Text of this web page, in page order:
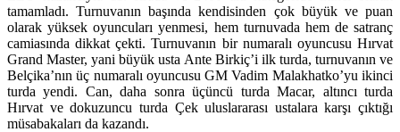
tamamladı. Turnuvanın başında kendisinden çok büyük ve puan
olarak yüksek oyuncuları yenmesi, hem turnuvada hem de satranç
camiasında dikkat çekti. Turnuvanın bir numaralı oyuncusu Hırvat
Grand Master, yani büyük usta Ante Birkiç’i ilk turda, turnuvanın ve
Belçika’nın üç numaralı oyuncusu GM Vadim Malakhatko’yu ikinci
turda yendi. Can, daha sonra üçüncü turda Macar, altıncı turda
Hırvat ve dokuzuncu turda Çek uluslararası ustalara karşı çıktığı
müsabakaları da kazandı.